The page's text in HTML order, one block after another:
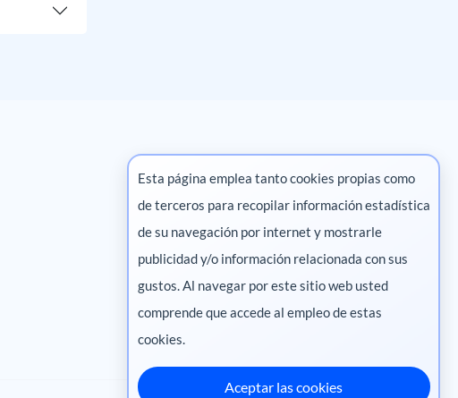
Marketing digital
Pharma
Esta página emplea tanto cookies propias como
de terceros para recopilar información estadística
de su navegación por internet y mostrarle
publicidad y/o información relacionada con sus
gustos. Al navegar por este sitio web usted
comprende que accede al empleo de estas
cookies.
Aceptar las cookies